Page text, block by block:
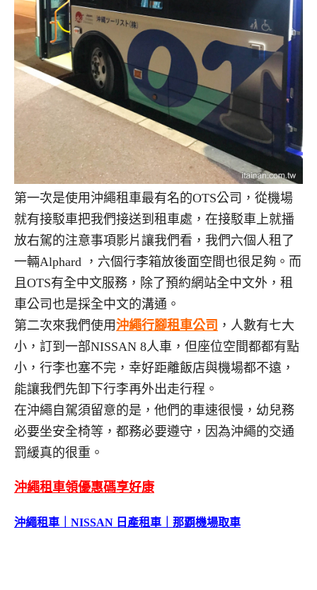
第一次是使用沖繩租車最有名的OTS公司，從機場
就有接駁車把我們接送到租車處，在接駁車上就播
放右駕的注意事項影片讓我們看，我們六個人租了
一輛Alphard ，六個行李箱放後面空間也很足夠。而
且OTS有全中文服務，除了預約網站全中文外，租
車公司也是採全中文的溝通。
第二次來我們使用沖繩行腳租車公司 ，人數有七大
小，訂到一部NISSAN 8人車，但座位空間都都有點
小，行李也塞不完，幸好距離飯店與機場都不遠，
能讓我們先卸下行李再外出走行程。
在沖繩自駕須留意的是，他們的車速很慢，幼兒務
必要坐安全椅等，都務必要遵守，因為沖繩的交通
罰緩真的很重。
沖繩租車領優惠碼享好康
沖繩租車｜ NISSAN 日產租車｜那覇機場取車